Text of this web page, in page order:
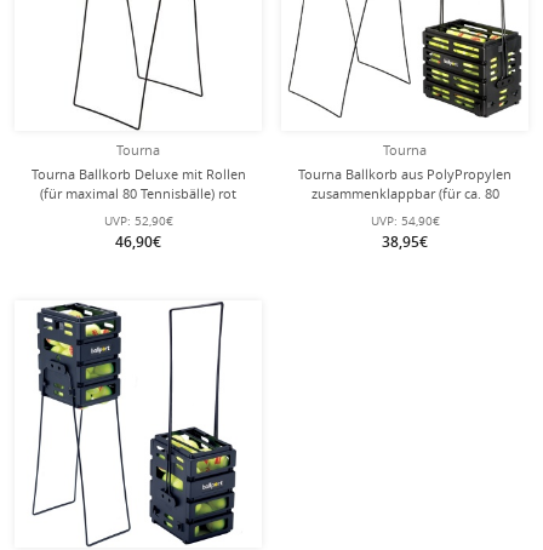
Tourna
Tourna Ballkorb Deluxe mit Rollen
(für maximal 80 Tennisbälle) rot
UVP: 52,90€
46,90€
Tourna
Tourna Ballkorb aus PolyPropylen
zusammenklappbar (für ca. 80
Tennisbälle)
UVP: 54,90€
38,95€